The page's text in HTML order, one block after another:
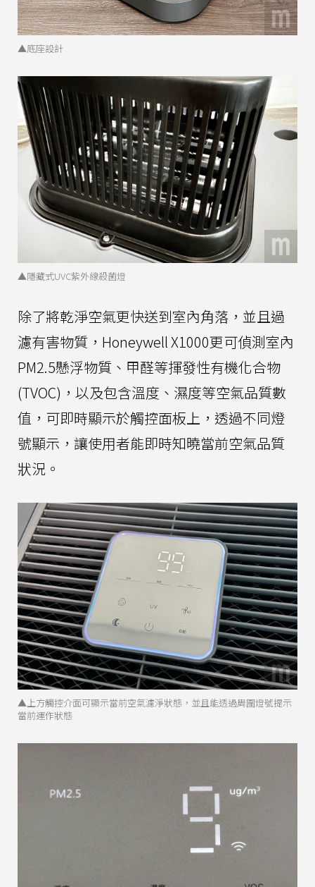
▲底座設計
▲隱藏式UVC紫外線殺菌燈
除了將乾淨空氣更快送到室內角落，並且過
濾有害物質，Honeywell X1000更可偵測室內
PM2.5懸浮物質、甲醛等揮發性有機化合物
(TVOC)，以及包含溫度、濕度等空氣品質數
值，可即時顯示於觸控面板上，透過不同燈
號顯示，讓使用者能即時知曉當前空氣品質
狀況。
▲上方觸控介面可顯示當前空氣濾淨狀態，並且能透過周圍燈號提示
當前運作狀態